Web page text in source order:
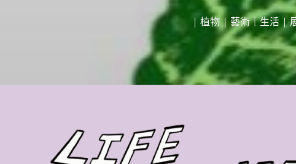
| 植物 | 藝術｜生活 |